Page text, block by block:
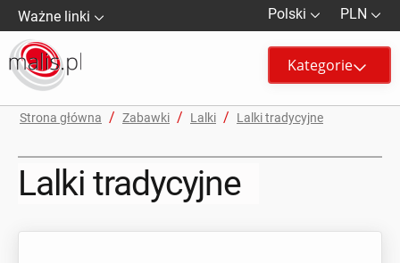
Ważne linki PLN
Polski
Kategorie
Strona główna / Zabawki / Lalki / Lalki tradycyjne
Lalki tradycyjne